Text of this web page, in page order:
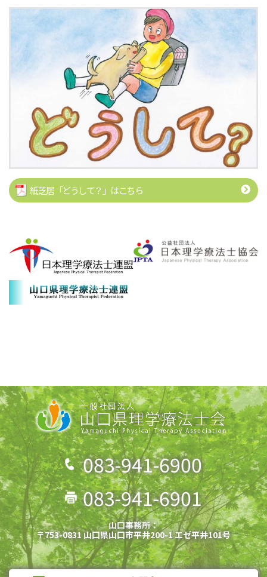
紙芝居「どうして？」はこちら
083-941-6900
083-941-6901
山口事務所：
〒753-0831 山口県山口市平井200-1 エゼ平井101号